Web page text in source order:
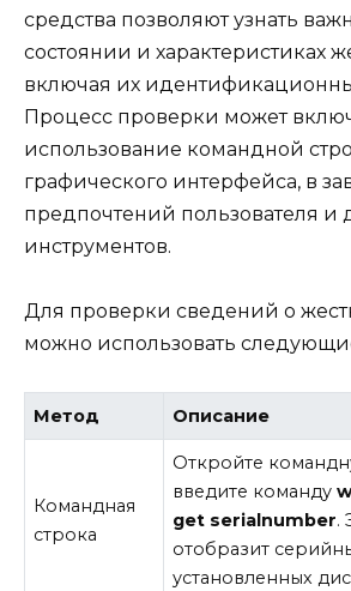
средства позволяют узнать
состоянии и характеристиках
включая их
Процесс проверки может
использование командной
графического интерфейса, в
предпочтений пользователя и
инструментов.
Для проверки сведений о
можно использовать
Метод Описание
Командная
строка
Откройте
введите команду
get serialnumber.
отобразит
установленных